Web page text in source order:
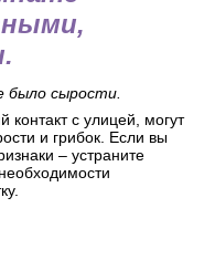
было сырости.
с улицей, могут
и грибок. Если вы
– устраните